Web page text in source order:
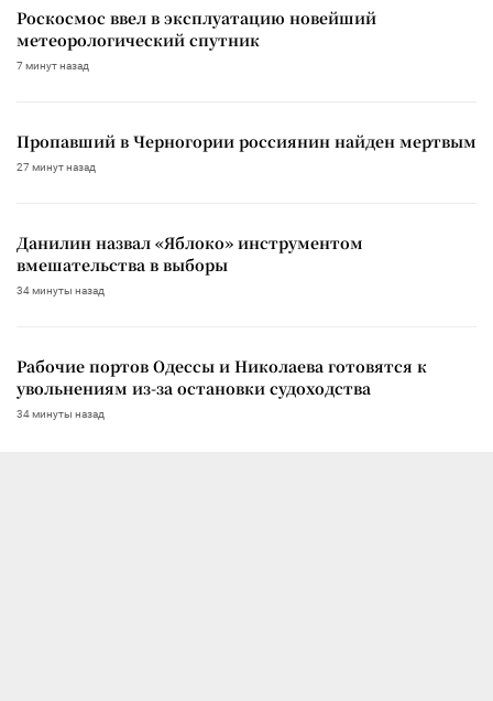
Роскосмос ввел в эксплуатацию новейший
метеорологический спутник
7 минут назад
Пропавший в Черногории россиянин найден мертвым
27 минут назад
Данилин назвал «Яблоко» инструментом
вмешательства в выборы
34 минуты назад
Рабочие портов Одессы и Николаева готовятся к
увольнениям из-за остановки судоходства
34 минуты назад